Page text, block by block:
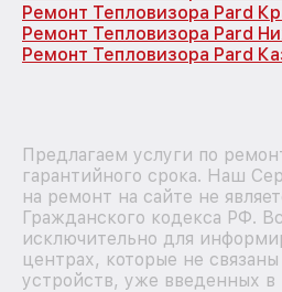
Ремонт Тепловизора Pard
Ремонт Тепловизора Pard
Ремонт Тепловизора Pard
Предлагаем услуги по
гарантийного срока. Наш
на ремонт на сайте не
Гражданского кодекса РФ.
исключительно для
центрах, которые не
устройств, уже введенных в